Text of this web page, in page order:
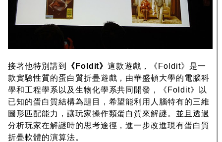
接著他特別講到 《Foldit》這款遊戲，《Foldit》是一
款實驗性質的蛋白質折疊遊戲，由華盛頓大學的電腦科
學和工程學系以及生物化學系共同開發，《Foldit》以
已知的蛋白質結構為題目，希望能利用人腦特有的三維
圖形匹配能力，讓玩家操作類蛋白質來解謎。並且透過
分析玩家在解謎時的思考途徑，進一步改進現有蛋白質
折疊軟體的演算法。